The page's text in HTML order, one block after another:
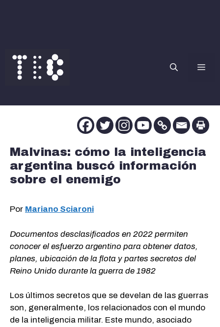
contenido
Malvinas: cómo la inteligencia
argentina buscó información
sobre el enemigo
Por Mariano Sciaroni
Documentos desclasificados en 2022 permiten
conocer el esfuerzo argentino para obtener datos,
planes, ubicación de la flota y partes secretos del
Reino Unido durante la guerra de 1982
Los últimos secretos que se develan de las guerras
son, generalmente, los relacionados con el mundo
de la inteligencia militar. Este mundo, asociado